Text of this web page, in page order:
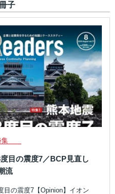
子
集
目の震度7／BCP見直し
流
目の震度7【Opinion】イオン